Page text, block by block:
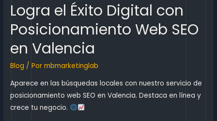
Logra el Éxito Digital con
Posicionamiento Web SEO
en Valencia
Blog / Pormbmarketinglab
Aparece en las búsquedas locales con nuestro servicio de
posicionamiento web SEO en Valencia. Destaca en línea y
crece tu negocio.